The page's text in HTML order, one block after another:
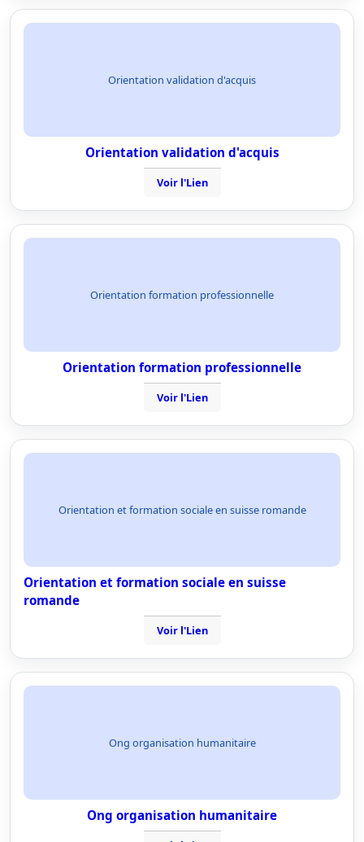
Orientation validation d'acquis
Orientation validation d'acquis
Voir l'Lien
Orientation formation professionnelle
Orientation formation professionnelle
Voir l'Lien
Orientation et formation sociale en suisse romande
Orientation et formation sociale en suisse
romande
Voir l'Lien
Ong organisation humanitaire
Ong organisation humanitaire